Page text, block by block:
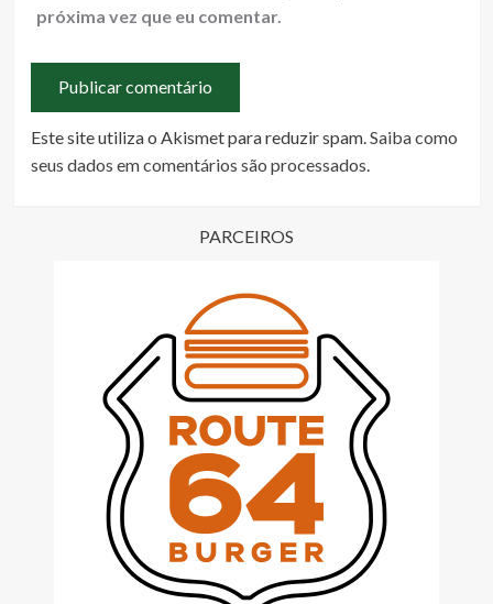
próxima vez que eu comentar.
Este site utiliza o Akismet para reduzir spam. Saiba como
seus dados em comentários são processados
PARCEIROS